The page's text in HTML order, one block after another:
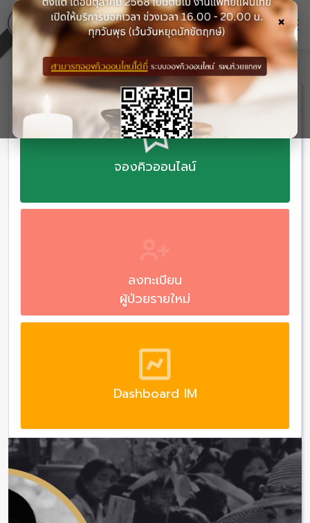
×
จองคิวออนไลน์
ลงทะเบียน
ผู้ป่วยรายใหม่
Dashboard IM